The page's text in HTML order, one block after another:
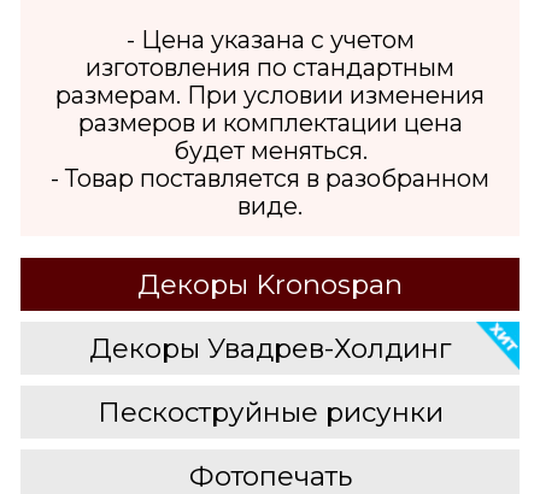
- Цена указана с учетом
изготовления по стандартным
размерам. При условии изменения
размеров и комплектации цена
будет меняться.
- Товар поставляется в разобранном
виде.
Декоры Kronospan
Декоры Увадрев-Холдинг
Пескоструйные рисунки
Фотопечать